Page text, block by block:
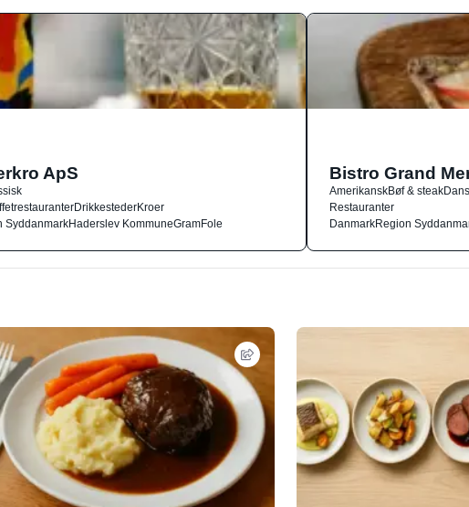
ApS
DrikkestederKroer
SyddanmarkHaderslev KommuneGramFole
Bistro Grand
AmerikanskBøf & steak
Restauranter
DanmarkRegion